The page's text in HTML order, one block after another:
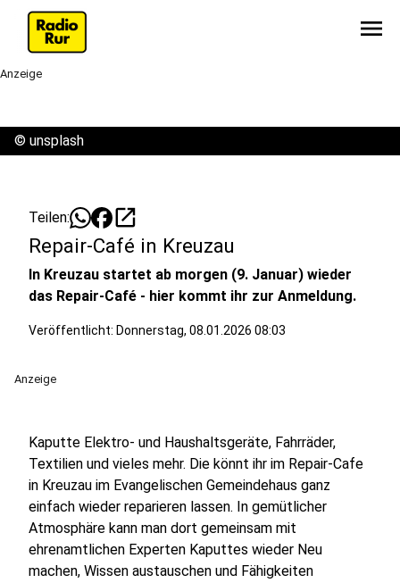
menu
Anzeige
© unsplash
Teilen: open_in_new
Repair-Café in Kreuzau
In Kreuzau startet ab morgen (9. Januar) wieder
das Repair-Café - hier kommt ihr zur Anmeldung.
Veröffentlicht: Donnerstag, 08.01.2026 08:03
Anzeige
Kaputte Elektro- und Haushaltsgeräte, Fahrräder,
Textilien und vieles mehr. Die könnt ihr im Repair-Cafe
in Kreuzau im Evangelischen Gemeindehaus ganz
einfach wieder reparieren lassen. In gemütlicher
Atmosphäre kann man dort gemeinsam mit
ehrenamtlichen Experten Kaputtes wieder Neu
machen, Wissen austauschen und Fähigkeiten